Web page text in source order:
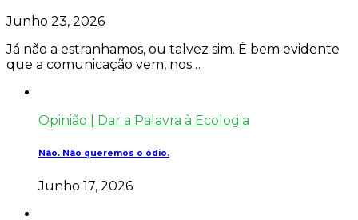
Junho 23, 2026
Já não a estranhamos, ou talvez sim. É bem evidente
que a comunicação vem, nos…
Opinião | Dar a Palavra à Ecologia
Não. Não queremos o ódio.
Junho 17, 2026